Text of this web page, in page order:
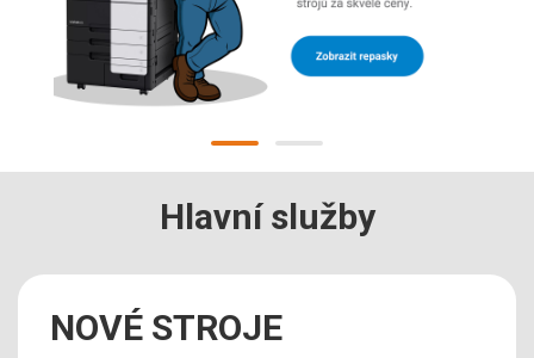
Hlavní služby
NOVÉ STROJE